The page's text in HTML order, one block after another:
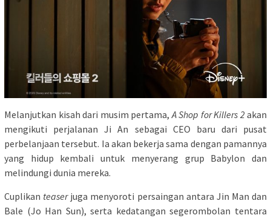
Melanjutkan kisah dari musim pertama, A Shop for Killers 2akan
mengikuti perjalanan Ji An sebagai CEO baru dari pusat
perbelanjaan tersebut. Ia akan bekerja sama dengan pamannya
yang hidup kembali untuk menyerang grup Babylon dan
melindungi dunia mereka.
Cuplikan teaserjuga menyoroti persaingan antara Jin Man dan
Bale (Jo Han Sun), serta kedatangan segerombolan tentara